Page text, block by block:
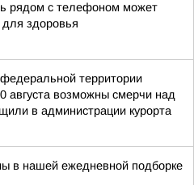
рядом с телефоном может
здоровья
территории
августа возможны смерчи над
в администрации курорта
в нашей ежедневной подборке